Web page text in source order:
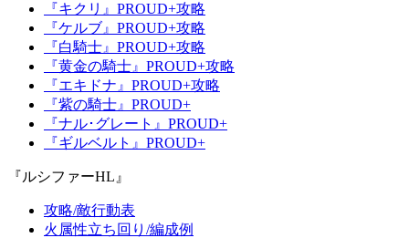
『キクリ』PROUD+攻略
『ケルブ』PROUD+攻略
『白騎士』PROUD+攻略
『黄金の騎士』PROUD+攻略
『エキドナ』PROUD+攻略
『紫の騎士』PROUD+
『ナル･グレート』PROUD+
『ギルベルト』PROUD+
『ルシファーHL』
攻略/敵行動表
火属性立ち回り/編成例